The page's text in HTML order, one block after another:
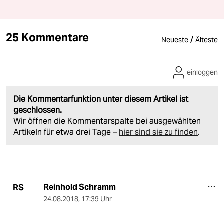
25 Kommentare Neueste / Älteste
Die Kommentarfunktion unter diesem Artikel ist
geschlossen.
Wir öffnen die Kommentarspalte bei ausgewählten
Artikeln für etwa drei Tage – hier sind sie zu finden.
einloggen
RS Reinhold Schramm
24.08.2018, 17:39 Uhr